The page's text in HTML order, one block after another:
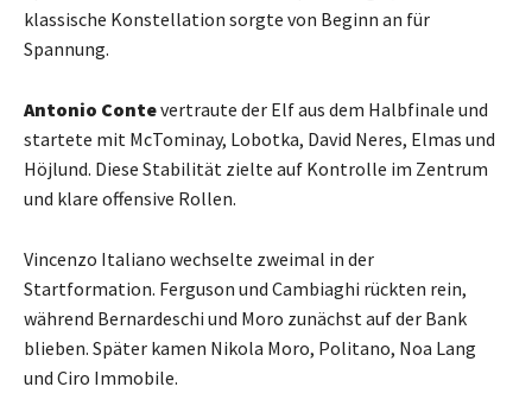
klassische Konstellation sorgte von Beginn an für
Spannung.
Antonio Contevertraute der Elf aus dem Halbfinale und
startete mit McTominay, Lobotka, David Neres, Elmas und
Höjlund. Diese Stabilität zielte auf Kontrolle im Zentrum
und klare offensive Rollen.
Vincenzo Italiano wechselte zweimal in der
Startformation. Ferguson und Cambiaghi rückten rein,
während Bernardeschi und Moro zunächst auf der Bank
blieben. Später kamen Nikola Moro, Politano, Noa Lang
und Ciro Immobile.